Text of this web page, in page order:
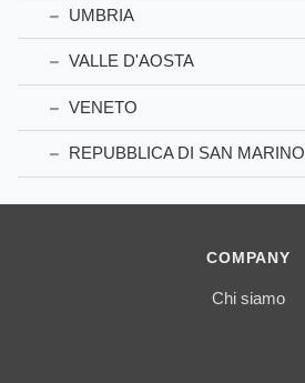
UMBRIA
VALLE D'AOSTA
VENETO
REPUBBLICA DI SAN MARINO
COMPANY
Chi siamo